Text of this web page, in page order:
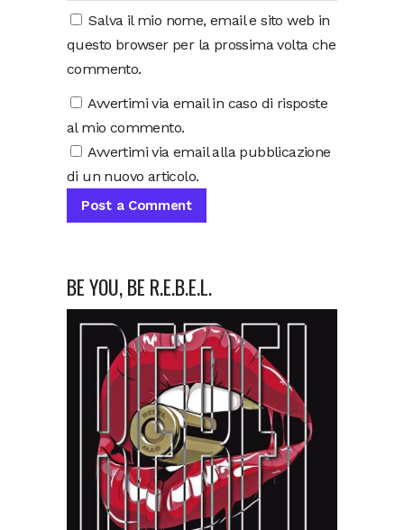
Salva il mio nome, email e sito web in
questo browser per la prossima volta che
commento.
Avvertimi via email in caso di risposte
al mio commento.
Avvertimi via email alla pubblicazione
di un nuovo articolo.
BE YOU, BE R.E.B.E.L.